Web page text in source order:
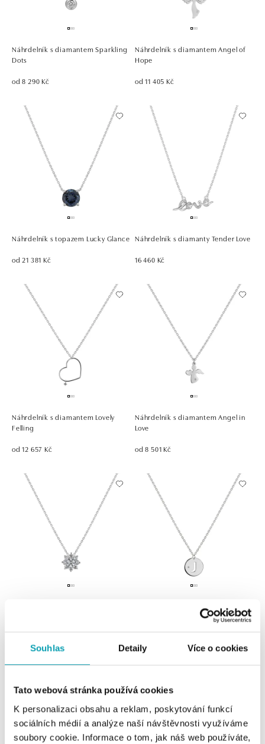
Souhlas Detaily Více o cookies
Tato webová stránka používá cookies
K personalizaci obsahu a reklam, poskytování funkcí
sociálních médií a analýze naší návštěvnosti využíváme
soubory cookie. Informace o tom, jak náš web používáte,
Náhrdelník s diamantem Sparkling
Dots
od 8 290 Kč
Náhrdelník s diamantem Angel of
Hope
od 11 405 Kč
Náhrdelník s topazem Lucky Glance
od 21 381 Kč
Náhrdelník s diamanty Tender Love
16 460 Kč
Náhrdelník s diamantem Lovely
Felling
od 12 657 Kč
Náhrdelník s diamantem Angel in
Love
od 8 501 Kč
Náhrdelník s diamantem Cut Coins